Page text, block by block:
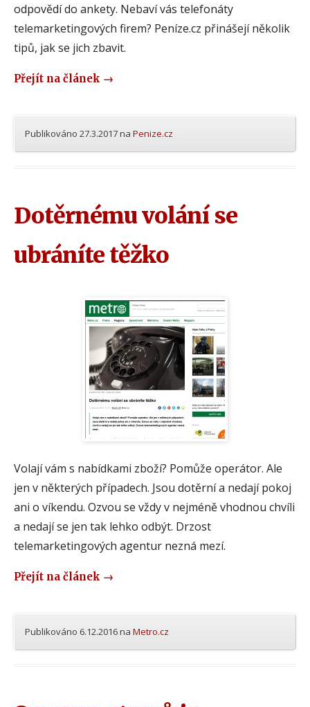
odpovědí do ankety. Nebaví vás telefonáty
telemarketingových firem? Peníze.cz přinášejí několik
tipů, jak se jich zbavit.
Přejít na článek →
Publikováno 27.3.2017na Penize.cz
Dotěrnému volání se
ubráníte těžko
Volají vám s nabídkami zboží? Pomůže operátor. Ale
jen v některých případech. Jsou dotěrní a nedají pokoj
ani o víkendu. Ozvou se vždy v nejméně vhodnou chvíli
a nedají se jen tak lehko odbýt. Drzost
telemarketingových agentur nezná mezí.
Přejít na článek →
Publikováno 6.12.2016na Metro.cz